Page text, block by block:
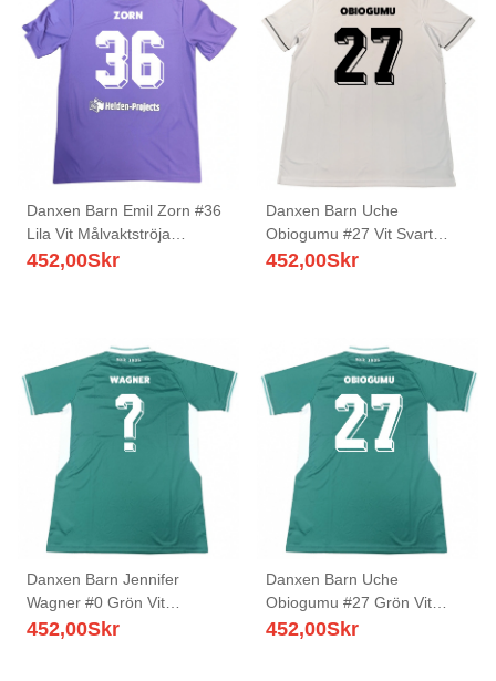
Danxen Barn Emil Zorn #36
Lila Vit Målvaktströja
2025/26 T-tröja
452,00Skr
Danxen Barn Uche
Obiogumu #27 Vit Svart
Bortatröja Matchtröjor
452,00Skr
Danxen Barn Jennifer
Wagner #0 Grön Vit
Hemmatröja Matchtröjor
452,00Skr
Danxen Barn Uche
Obiogumu #27 Grön Vit
Hemmatröja Matchtröjor
452,00Skr